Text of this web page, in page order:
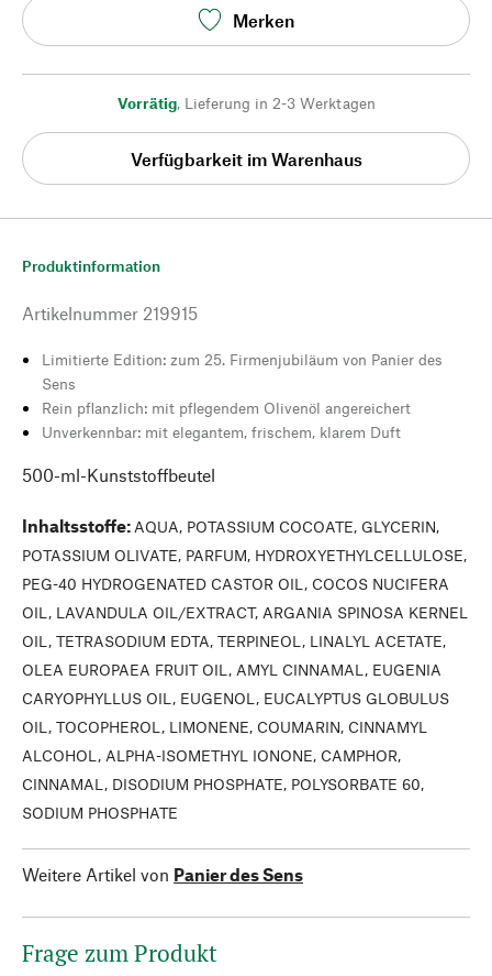
Merken
Vorrätig, Lieferung in 2-3 Werktagen
Verfügbarkeit im Warenhaus
Produktinformation
Artikelnummer 219915
Limitierte Edition: zum 25. Firmenjubiläum von Panier des
Sens
Rein pflanzlich: mit pflegendem Olivenöl angereichert
Unverkennbar: mit elegantem, frischem, klarem Duft
500-ml-Kunststoffbeutel
Inhaltsstoffe: AQUA, POTASSIUM COCOATE, GLYCERIN,
POTASSIUM OLIVATE, PARFUM, HYDROXYETHYLCELLULOSE,
PEG-40 HYDROGENATED CASTOR OIL, COCOS NUCIFERA
OIL, LAVANDULA OIL/EXTRACT, ARGANIA SPINOSA KERNEL
OIL, TETRASODIUM EDTA, TERPINEOL, LINALYL ACETATE,
OLEA EUROPAEA FRUIT OIL, AMYL CINNAMAL, EUGENIA
CARYOPHYLLUS OIL, EUGENOL, EUCALYPTUS GLOBULUS
OIL, TOCOPHEROL, LIMONENE, COUMARIN, CINNAMYL
ALCOHOL, ALPHA-ISOMETHYL IONONE, CAMPHOR,
CINNAMAL, DISODIUM PHOSPHATE, POLYSORBATE 60,
SODIUM PHOSPHATE
Weitere Artikel von Panier des Sens
Frage zum Produkt